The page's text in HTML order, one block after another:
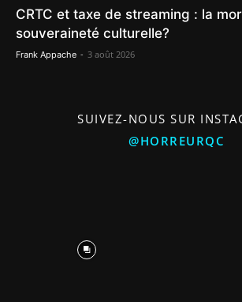
CRTC et taxe de streaming : la
souveraineté culturelle?
Frank Appache - 3 août 2026
SUIVEZ-NOUS SUR
@HORREURQC